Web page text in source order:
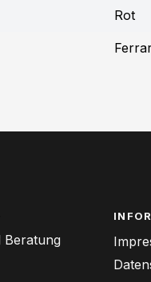
Rot
Beratung